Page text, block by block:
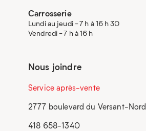
Carrosserie
Lundi au jeudi - 7 h à 16 h 30
Vendredi - 7 h à 16 h
Nous joindre
Service après-vente
2777 boulevard du Versant-Nord
418 658-1340